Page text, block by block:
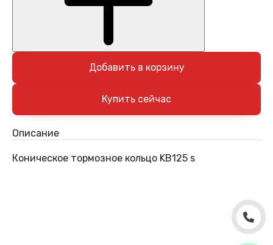
Добавить в корзину
Описание
Коническое тормозное кольцо KB125 s